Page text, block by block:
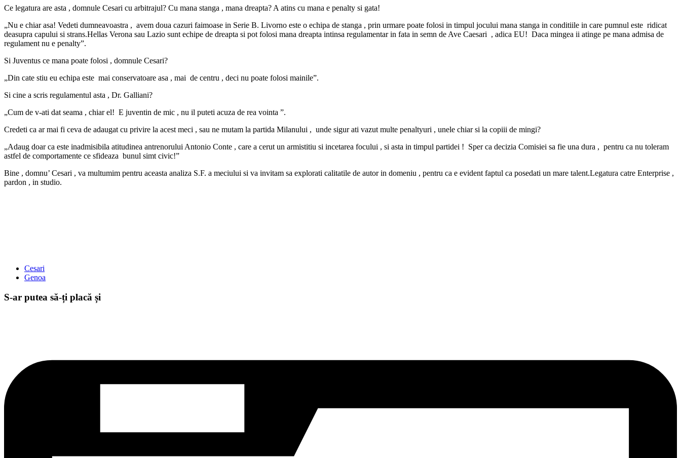
Ce legatura are asta , domnule Cesari cu arbitrajul? Cu mana stanga , mana dreapta? A atins cu mana e penalty si gata!
„Nu e chiar asa! Vedeti dumneavoastra , avem doua cazuri faimoase in Serie B. Livorno este o echipa de stanga , prin urmare poate folosi in timpul jocului mana stanga in conditiile in care pumnul este ridicat
deasupra capului si strans.Hellas Verona sau Lazio sunt echipe de dreapta si pot folosi mana dreapta intinsa regulamentar in fata in semn de Ave Caesari , adica EU! Daca mingea ii atinge pe mana admisa de
regulament nu e penalty”.
Si Juventus ce mana poate folosi , domnule Cesari?
„Din cate stiu eu echipa este mai conservatoare asa , mai de centru , deci nu poate folosi mainile”.
Si cine a scris regulamentul asta , Dr. Galliani?
„Cum de v-ati dat seama , chiar el! E juventin de mic , nu il puteti acuza de rea vointa ”.
Credeti ca ar mai fi ceva de adaugat cu privire la acest meci , sau ne mutam la partida Milanului , unde sigur ati vazut multe penaltyuri , unele chiar si la copiii de mingi?
„Adaug doar ca este inadmisibila atitudinea antrenorului Antonio Conte , care a cerut un armistitiu si incetarea focului , si asta in timpul partidei ! Sper ca decizia Comisiei sa fie una dura , pentru ca nu toleram
astfel de comportamente ce sfideaza bunul simt civic!”
Bine , domnu’ Cesari , va multumim pentru aceasta analiza S.F. a meciului si va invitam sa explorati calitatile de autor in domeniu , pentru ca e evident faptul ca posedati un mare talent.Legatura catre Enterprise ,
pardon , in studio.
Cesari
Genoa
S-ar putea să-ți placă și